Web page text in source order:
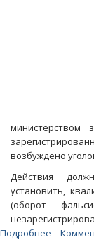
министерством
возбуждено
Действия
установить,
(оборот
Подробнее